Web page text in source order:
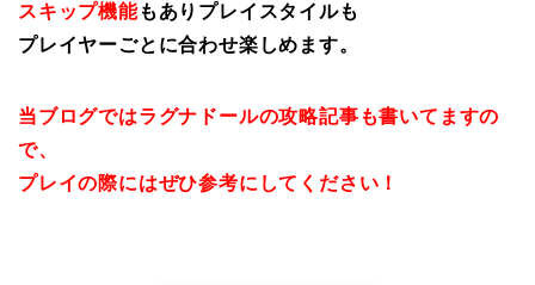
スキップ機能もありプレイスタイルも
プレイヤーごとに合わせ楽しめます。
当ブログではラグナドールの攻略記事も書いてますの
で、
プレイの際にはぜひ参考にしてください！